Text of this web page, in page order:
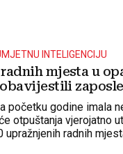
INTELIGENCIJU
mjesta u
obavijestili
početku godine imala
otpuštanja vjerojatno
upražnjenih radnih